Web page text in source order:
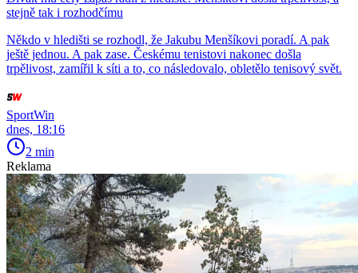
stejně tak i rozhodčímu
Někdo v hledišti se rozhodl, že Jakubu Menšíkovi poradí. A pak
ještě jednou. A pak zase. Českému tenistovi nakonec došla
trpělivost, zamířil k síti a to, co následovalo, obletělo tenisový svět.
SportWin
dnes, 18:16
2 min
Reklama